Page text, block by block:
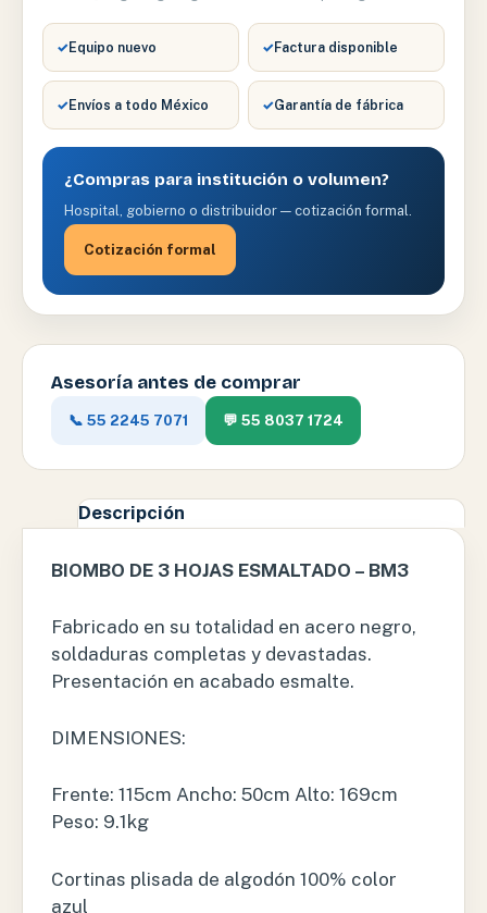
✓Equipo nuevo ✓Factura disponible
✓Envíos a todo México ✓Garantía de fábrica
¿Compras para institución o volumen?
Hospital, gobierno o distribuidor — cotización formal.
Cotización formal
Asesoría antes de comprar
📞 55 2245 7071 💬 55 8037 1724
Descripción
BIOMBO DE 3 HOJAS ESMALTADO – BM3
Fabricado en su totalidad en acero negro,
soldaduras completas y devastadas.
Presentación en acabado esmalte.
DIMENSIONES:
Frente: 115cm Ancho: 50cm Alto: 169cm
Peso: 9.1kg
Cortinas plisada de algodón 100% color
azul